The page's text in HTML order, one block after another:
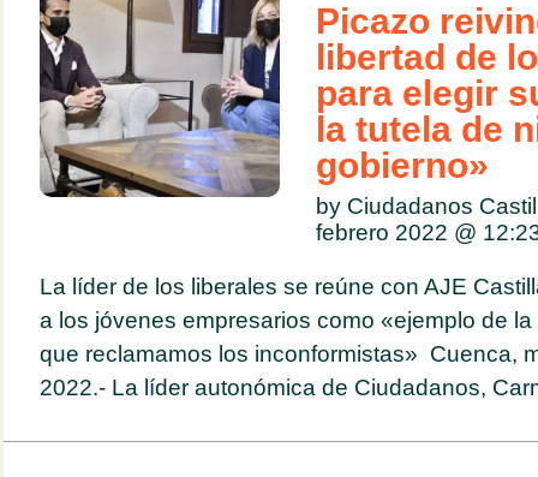
Picazo
libertad de
para elegir
la tutela de
gobierno»
by Ciudadanos
febrero 2022 @
La líder de los liberales se reúne con AJE
a los jóvenes empresarios como «ejemplo de
que reclamamos los inconformistas» Cuenca,
2022.- La líder autonómica de Ciudadanos,